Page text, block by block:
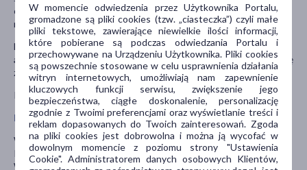
oczami, należy usunąć kompres, przemyć dotknięty obszar wodą i
niezwłocznie zgłosić się do lekarza.
Nigdy nie należy podgrzewać produktu w kuchence mikrofalowej
ani próbować go podgrzać powtórnie, ponieważ kompres może się
zapalić.
Przechowywać poza zasięgiem dzieci i zwierząt.
Możliwe działania niepożądane wyrobu medycznego
Wyrób może powodować oparzenia i/lub pęcherze skórne.
Podczas jego stosowania należy często kontrolować stan skóry.
W przypadku stwierdzenia podrażnienia lub oparzenia, należy
W momencie odwiedzenia przez Użytkownika Portalu,
gromadzone są pliki cookies (tzw. „ciasteczka”) czyli małe
pliki tekstowe, zawierające niewielkie ilości informacji,
które pobierane są podczas odwiedzania Portalu i
przechowywane na Urządzeniu Użytkownika. Pliki cookies
są powszechnie stosowane w celu usprawnienia działania
witryn internetowych, umożliwiają nam zapewnienie
kluczowych funkcji serwisu, zwiększenie jego
bezpieczeństwa, ciągłe doskonalenie, personalizację
zgodnie z Twoimi preferencjami oraz wyświetlanie treści i
reklam dopasowanych do Twoich zainteresowań. Zgoda
na pliki cookies jest dobrowolna i można ją wycofać w
dowolnym momencie z poziomu strony "Ustawienia
Cookie". Administratorem danych osobowych Klientów,